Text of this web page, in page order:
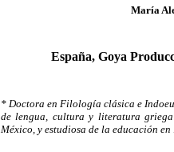
María
España, Goya
* Doctora en Filología clásica e
de lengua, cultura y literatura
México, y estudiosa de la educación